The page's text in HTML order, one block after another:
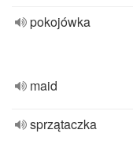
pokojówka
maid
sprzątaczka